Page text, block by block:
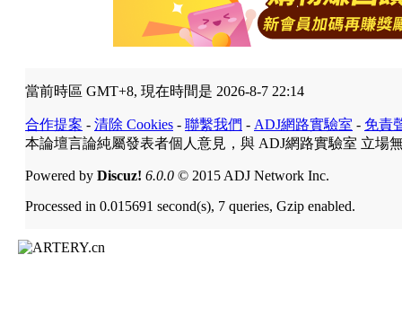
當前時區 GMT+8, 現在時間是 2026-8-7 22:14
合作提案 - 清除 Cookies - 聯繫我們 - ADJ網路實驗室 - 免責
本論壇言論純屬發表者個人意見，與 ADJ網路實驗室 立場
Powered by Discuz! 6.0.0 © 2015 ADJ Network Inc.
Processed in 0.015691 second(s), 7 queries, Gzip enabled.